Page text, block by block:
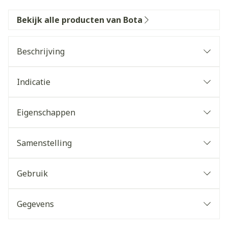
Bekijk alle producten van Bota
Beschrijving
Indicatie
Eigenschappen
Samenstelling
Gebruik
Gegevens